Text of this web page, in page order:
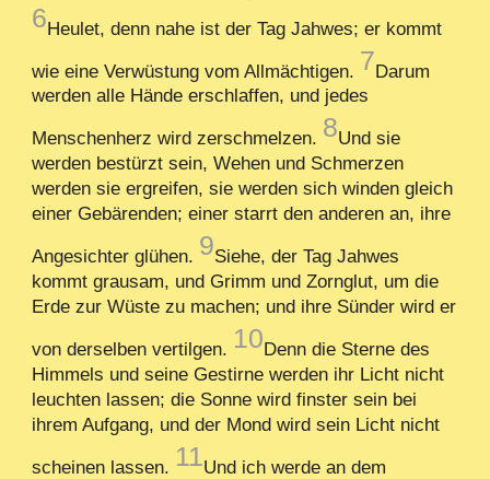
6Heulet, denn nahe ist der Tag Jahwes; er kommt
wie eine Verwüstung vom Allmächtigen. 7Darum
werden alle Hände erschlaffen, und jedes
Menschenherz wird zerschmelzen. 8Und sie
werden bestürzt sein, Wehen und Schmerzen
werden sie ergreifen, sie werden sich winden gleich
einer Gebärenden; einer starrt den anderen an, ihre
Angesichter glühen. 9Siehe, der Tag Jahwes
kommt grausam, und Grimm und Zornglut, um die
Erde zur Wüste zu machen; und ihre Sünder wird er
von derselben vertilgen. 10Denn die Sterne des
Himmels und seine Gestirne werden ihr Licht nicht
leuchten lassen; die Sonne wird finster sein bei
ihrem Aufgang, und der Mond wird sein Licht nicht
scheinen lassen. 11Und ich werde an dem